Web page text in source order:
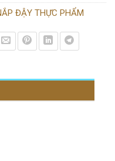
ĐẬY THỰC PHẨM